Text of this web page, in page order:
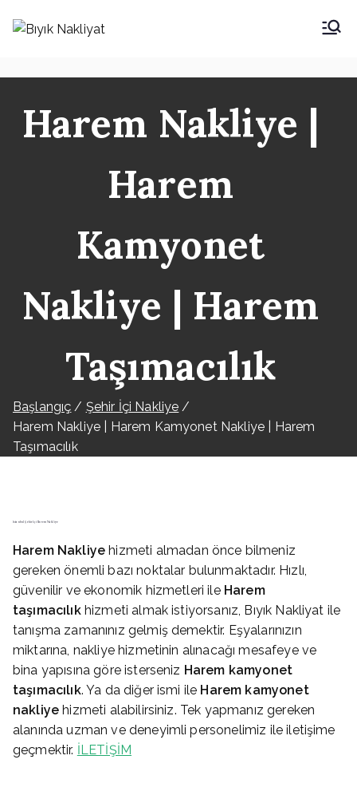
geç
Harem Nakliye |
Harem
Kamyonet
Nakliye | Harem
Taşımacılık
Başlangıç
Şehir İçi Nakliye
Harem Nakliye | Harem Kamyonet Nakliye | Harem
Taşımacılık
İstanbul Şehir İçi Harem Nakliye
Harem Nakliye hizmeti almadan önce bilmeniz
gereken önemli bazı noktalar bulunmaktadır. Hızlı,
güvenilir ve ekonomik hizmetleri ile Harem
taşımacılıkhizmeti almak istiyorsanız, Bıyık Nakliyat ile
tanışma zamanınız gelmiş demektir. Eşyalarınızın
miktarına, nakliye hizmetinin alınacağı mesafeye ve
bina yapısına göre isterseniz Harem kamyonet
taşımacılık. Ya da diğer ismi ile Harem kamyonet
nakliye hizmeti alabilirsiniz. Tek yapmanız gereken
alanında uzman ve deneyimli personelimiz ile iletişime
geçmektir. İLETİŞİM